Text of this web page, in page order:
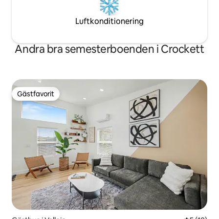
Luftkonditionering
Andra bra semesterboenden i Crockett
Gästfavorit
Gästfavorit